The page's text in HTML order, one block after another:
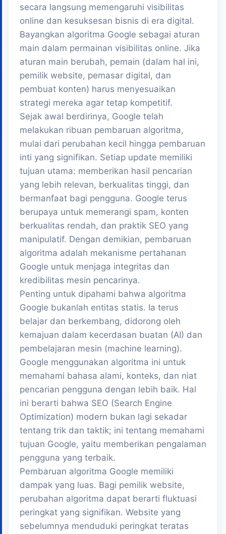
secara langsung memengaruhi visibilitas
online dan kesuksesan bisnis di era digital.
Bayangkan algoritma Google sebagai aturan
main dalam permainan visibilitas online. Jika
aturan main berubah, pemain (dalam hal ini,
pemilik website, pemasar digital, dan
pembuat konten) harus menyesuaikan
strategi mereka agar tetap kompetitif.
Sejak awal berdirinya, Google telah
melakukan ribuan pembaruan algoritma,
mulai dari perubahan kecil hingga pembaruan
inti yang signifikan. Setiap update memiliki
tujuan utama: memberikan hasil pencarian
yang lebih relevan, berkualitas tinggi, dan
bermanfaat bagi pengguna. Google terus
berupaya untuk memerangi spam, konten
berkualitas rendah, dan praktik SEO yang
manipulatif. Dengan demikian, pembaruan
algoritma adalah mekanisme pertahanan
Google untuk menjaga integritas dan
kredibilitas mesin pencarinya.
Penting untuk dipahami bahwa algoritma
Google bukanlah entitas statis. Ia terus
belajar dan berkembang, didorong oleh
kemajuan dalam kecerdasan buatan (AI) dan
pembelajaran mesin (machine learning).
Google menggunakan algoritma ini untuk
memahami bahasa alami, konteks, dan niat
pencarian pengguna dengan lebih baik. Hal
ini berarti bahwa SEO (Search Engine
Optimization) modern bukan lagi sekadar
tentang trik dan taktik; ini tentang memahami
tujuan Google, yaitu memberikan pengalaman
pengguna yang terbaik.
Pembaruan algoritma Google memiliki
dampak yang luas. Bagi pemilik website,
perubahan algoritma dapat berarti fluktuasi
peringkat yang signifikan. Website yang
sebelumnya menduduki peringkat teratas